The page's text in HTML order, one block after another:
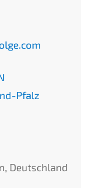
Pfalz
Deutschland